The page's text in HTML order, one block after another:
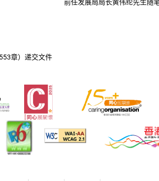
章）递交文件
前任发展局局长黄伟纶先生随